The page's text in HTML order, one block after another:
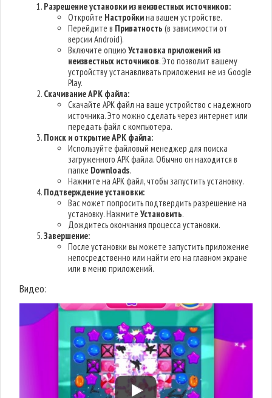
Разрешение установки из неизвестных источников:
Откройте Настройкина вашем устройстве.
Перейдите в Приватность (в зависимости от
версии Android).
Включите опциюУстановка приложений из
неизвестных источников. Это позволит вашему
устройству устанавливать приложения не из Google
Play.
Скачивание APK файла:
Скачайте APK файл на ваше устройство с надежного
источника. Это можно сделать через интернет или
передать файл с компьютера.
Поиск и открытие APK файла:
Используйте файловый менеджер для поиска
загруженного APK файла. Обычно он находится в
папке Downloads.
Нажмите на APK файл, чтобы запустить установку.
Подтверждение установки:
Вас может попросить подтвердить разрешение на
установку. НажмитеУстановить.
Дождитесь окончания процесса установки.
Завершение:
После установки вы можете запустить приложение
непосредственно или найти его на главном экране
или в меню приложений.
Видео: